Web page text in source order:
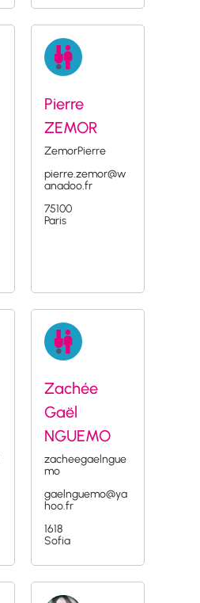
Pierre
ZEMOR
ZemorPierre
pierre.zemor@w
anadoo.fr
75100
Paris
Zachée
Gaël
NGUEMO
zacheegaelngue
mo
gaelnguemo@ya
hoo.fr
1618
Sofia